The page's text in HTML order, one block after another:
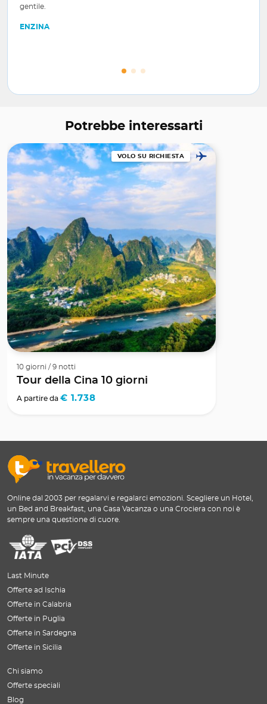
gentile.
ENZINA
Potrebbe interessarti
VOLO SU RICHIESTA
10 giorni / 9 notti
Tour della Cina 10 giorni
A partire da € 1.738
Online dal 2003 per regalarvi e regalarci emozioni. Scegliere un Hotel,
un Bed and Breakfast, una Casa Vacanza o una Crociera con noi è
sempre una questione di cuore.
Last Minute
Offerte ad Ischia
Offerte in Calabria
Offerte in Puglia
Offerte in Sardegna
Offerte in Sicilia
Chi siamo
Offerte speciali
Blog